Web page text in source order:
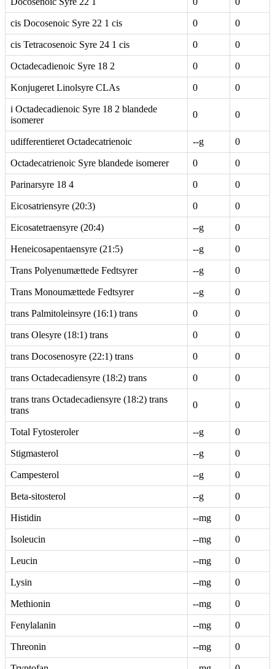
cis Docosenoic Syre 22 1 cis 0 0
cis Tetracosenoic Syre 24 1 cis 0 0
Octadecadienoic Syre 18 2 0 0
Konjugeret Linolsyre CLAs 0 0
i Octadecadienoic Syre 18 2 blandede
isomerer
0 0
udifferentieret Octadecatrienoic --g 0
Octadecatrienoic Syre blandede isomerer 0 0
Parinarsyre 18 4 0 0
Eicosatriensyre (20:3) 0 0
Eicosatetraensyre (20:4) --g 0
Heneicosapentaensyre (21:5) --g 0
Trans Polyenumættede Fedtsyrer --g 0
Trans Monoumættede Fedtsyrer --g 0
trans Palmitoleinsyre (16:1) trans 0 0
trans Olesyre (18:1) trans 0 0
trans Docosenosyre (22:1) trans 0 0
trans Octadecadiensyre (18:2) trans 0 0
trans trans Octadecadiensyre (18:2) trans
trans
0 0
Total Fytosteroler --g 0
Stigmasterol --g 0
Campesterol --g 0
Beta-sitosterol --g 0
Histidin --mg 0
Isoleucin --mg 0
Leucin --mg 0
Lysin --mg 0
Methionin --mg 0
Fenylalanin --mg 0
Threonin --mg 0